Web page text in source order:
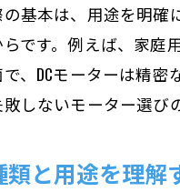
基本は、用途を明
です。例えば、家庭
、DCモーターは精
しないモーター選び
と用途を理解